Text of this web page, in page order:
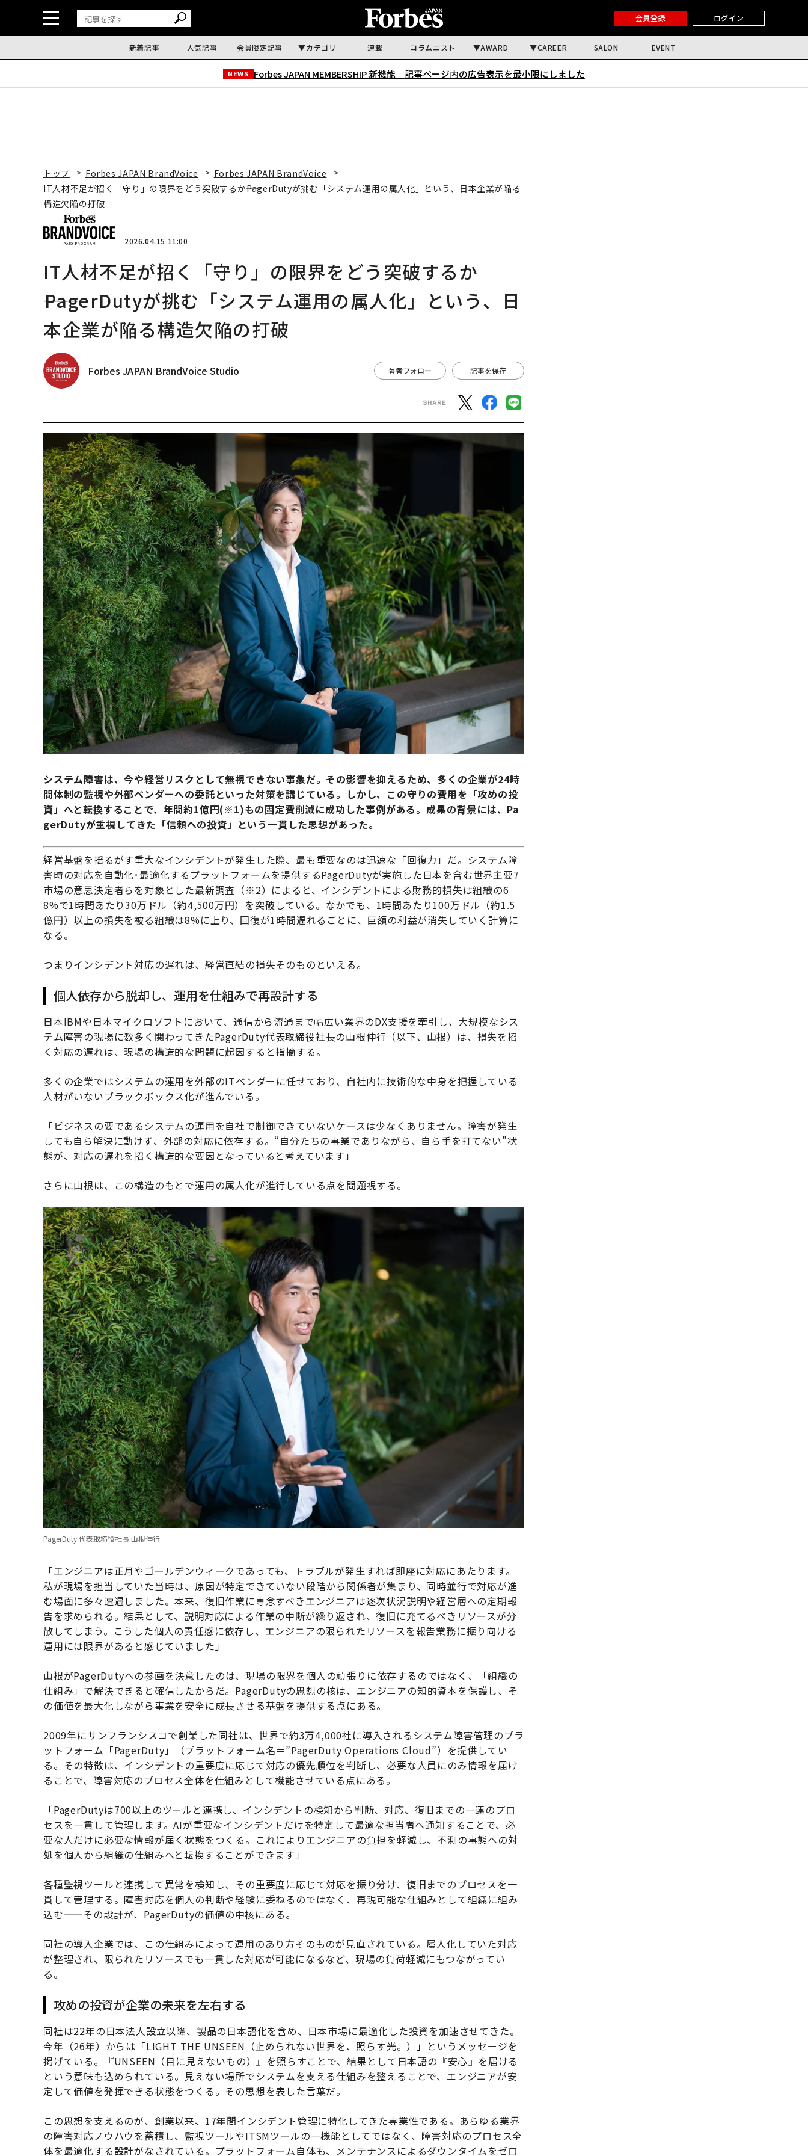
会員登録 ログイン
新着記事 人気記事 会員限定記事 カテゴリ 連載 コラムニスト AWARD CAREER SALON EVENT
NEWS Forbes JAPAN MEMBERSHIP 新機能｜ 記事ページ内の広告表示を最小限にしました
トップ Forbes JAPAN BrandVoice
Forbes JAPAN BrandVoice
IT人材不足が招く「守り」の限界をどう突破するか――PagerDutyが挑む「システム運用の属人化」という、日本企業が陥る
構造欠陥の打破
2026.04.15 11:00
IT人材不足が招く「守り」の限界をどう突破するか
――PagerDutyが挑む「システム運用の属人化」という、日
本企業が陥る構造欠陥の打破
Forbes JAPAN BrandVoice Studio 著者フォロー 記事を保存
システム障害は、今や経営リスクとして無視できない事象だ。その影響を抑えるため、多くの企業が24時
間体制の監視や外部ベンダーへの委託といった対策を講じている。しかし、この守りの費用を「攻めの投
資」へと転換することで、年間約1億円(※1)もの固定費削減に成功した事例がある。成果の背景には、Pa
gerDutyが重視してきた「信頼への投資」という一貫した思想があった。
経営基盤を揺るがす重大なインシデントが発生した際、最も重要なのは迅速な「回復力」だ。システム障
害時の対応を自動化･最適化するプラットフォームを提供するPagerDutyが実施した日本を含む世界主要7
市場の意思決定者らを対象とした最新調査（※2）によると、インシデントによる財務的損失は組織の6
8%で1時間あたり30万ドル（約4,500万円）を突破している。なかでも、1時間あたり100万ドル（約1.5
億円）以上の損失を被る組織は8%に上り、回復が1時間遅れるごとに、巨額の利益が消失していく計算に
なる。
つまりインシデント対応の遅れは、経営直結の損失そのものといえる。
個人依存から脱却し、運用を仕組みで再設計する
日本IBMや日本マイクロソフトにおいて、通信から流通まで幅広い業界のDX支援を牽引し、大規模なシス
テム障害の現場に数多く関わってきたPagerDuty代表取締役社長の山根伸行（以下、山根）は、損失を招
く対応の遅れは、現場の構造的な問題に起因すると指摘する。
多くの企業ではシステムの運用を外部のITベンダーに任せており、自社内に技術的な中身を把握している
人材がいないブラックボックス化が進んでいる。
「ビジネスの要であるシステムの運用を自社で制御できていないケースは少なくありません。障害が発生
しても自ら解決に動けず、外部の対応に依存する。“自分たちの事業でありながら、自ら手を打てない”状
態が、対応の遅れを招く構造的な要因となっていると考えています」
さらに山根は、この構造のもとで運用の属人化が進行している点を問題視する。
PagerDuty 代表取締役社長 山根伸行
「エンジニアは正月やゴールデンウィークであっても、トラブルが発生すれば即座に対応にあたります。
私が現場を担当していた当時は、原因が特定できていない段階から関係者が集まり、同時並行で対応が進
む場面に多々遭遇しました。本来、復旧作業に専念すべきエンジニアは逐次状況説明や経営層への定期報
告を求められる。結果として、説明対応による作業の中断が繰り返され、復旧に充てるべきリソースが分
散してしまう。こうした個人の責任感に依存し、エンジニアの限られたリソースを報告業務に振り向ける
運用には限界があると感じていました」
山根がPagerDutyへの参画を決意したのは、現場の限界を個人の頑張りに依存するのではなく、「組織の
仕組み」で解決できると確信したからだ。PagerDutyの思想の核は、エンジニアの知的資本を保護し、そ
の価値を最大化しながら事業を安全に成長させる基盤を提供する点にある。
2009年にサンフランシスコで創業した同社は、世界で約3万4,000社に導入されるシステム障害管理のプラ
ットフォーム「PagerDuty」（プラットフォーム名＝”PagerDuty Operations Cloud”）を提供してい
る。その特徴は、インシデントの重要度に応じて対応の優先順位を判断し、必要な人員にのみ情報を届け
ることで、障害対応のプロセス全体を仕組みとして機能させている点にある。
「PagerDutyは700以上のツールと連携し、インシデントの検知から判断、対応、復旧までの一連のプロ
セスを一貫して管理します。AIが重要なインシデントだけを特定して最適な担当者へ通知することで、必
要な人だけに必要な情報が届く状態をつくる。これによりエンジニアの負担を軽減し、不測の事態への対
処を個人から組織の仕組みへと転換することができます」
各種監視ツールと連携して異常を検知し、その重要度に応じて対応を振り分け、復旧までのプロセスを一
貫して管理する。障害対応を個人の判断や経験に委ねるのではなく、再現可能な仕組みとして組織に組み
込む——その設計が、PagerDutyの価値の中核にある。
同社の導入企業では、この仕組みによって運用のあり方そのものが見直されている。属人化していた対応
が整理され、限られたリソースでも一貫した対応が可能になるなど、現場の負荷軽減にもつながってい
る。
攻めの投資が企業の未来を左右する
同社は22年の日本法人設立以降、製品の日本語化を含め、日本市場に最適化した投資を加速させてきた。
今年（26年）からは「LIGHT THE UNSEEN（止められない世界を、照らす光。）」というメッセージを
掲げている。『UNSEEN（目に見えないもの）』を照らすことで、結果として日本語の『安心』を届ける
という意味も込められている。見えない場所でシステムを支える仕組みを整えることで、エンジニアが安
定して価値を発揮できる状態をつくる。その思想を表した言葉だ。
この思想を支えるのが、創業以来、17年間インシデント管理に特化してきた専業性である。あらゆる業界
の障害対応ノウハウを蓄積し、監視ツールやITSMツールの一機能としてではなく、障害対応のプロセス全
体を最適化する設計がなされている。プラットフォーム自体も、メンテナンスによるダウンタイムをゼロ